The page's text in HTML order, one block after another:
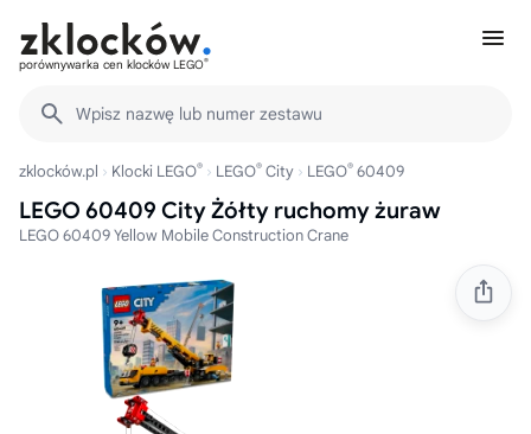
porównywarka cen klocków LEGO®
Wpisz nazwę lub numer zestawu
zklocków.pl Klocki LEGO® LEGO® City LEGO® 60409
LEGO 60409 City Żółty ruchomy żuraw
LEGO 60409 Yellow Mobile Construction Crane